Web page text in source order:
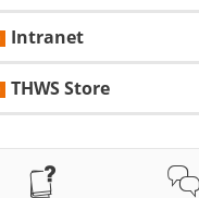
Intranet
THWS Store